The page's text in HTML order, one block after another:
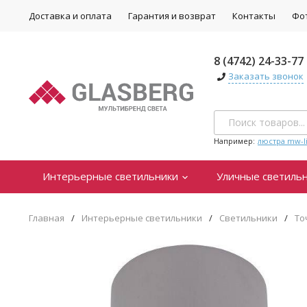
Доставка и оплата Гарантия и возврат Контакты
8 (4742) 24-33-77
Заказать звонок
Например: люстра mw-
Интерьерные светильники Уличные
Главная / Интерьерные светильники / Светильники /